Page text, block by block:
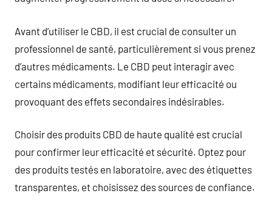
Avant d’utiliser le CBD, il est crucial de consulter un
professionnel de santé, particulièrement si vous prenez
d’autres médicaments. Le CBD peut interagir avec
certains médicaments, modifiant leur efficacité ou
provoquant des effets secondaires indésirables.
Choisir des produits CBD de haute qualité est crucial
pour confirmer leur efficacité et sécurité. Optez pour
des produits testés en laboratoire, avec des étiquettes
transparentes, et choisissez des sources de confiance.